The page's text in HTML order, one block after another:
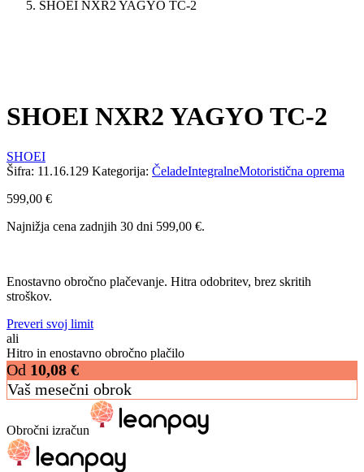
SHOEI NXR2 YAGYO TC-2
SHOEI NXR2 YAGYO TC-2
SHOEI
Šifra: 11.16.129 Kategorija: ČeladeIntegralneMotoristična oprema
599,00 €
Najnižja cena zadnjih 30 dni 599,00 €.
Enostavno obročno plačevanje. Hitra odobritev, brez skritih
stroškov.
Preveri svoj limit
ali
Hitro in enostavno obročno plačilo
Od 10,08 €
Vaš mesečni obrok
Obročni izračun